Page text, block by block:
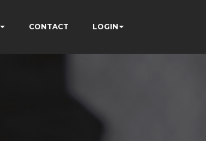
CONTACT LOGIN